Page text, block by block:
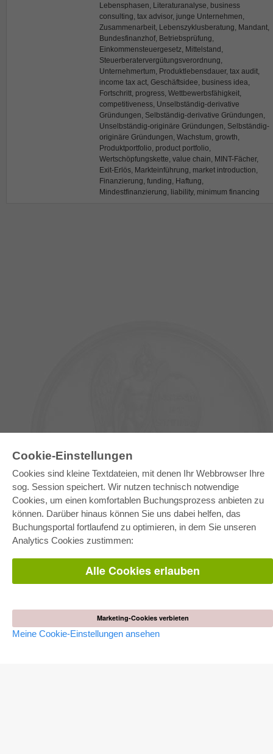
Cookie-Einstellungen
Cookies sind kleine Textdateien, mit denen Ihr Webbrowser Ihre
sog. Session speichert. Wir nutzen technisch notwendige
Cookies, um einen komfortablen Buchungsprozess anbieten zu
können. Darüber hinaus können Sie uns dabei helfen, das
Buchungsportal fortlaufend zu optimieren, in dem Sie unseren
Analytics Cookies zustimmen:
Alle Cookies erlauben
Marketing-Cookies verbieten
Meine Cookie-Einstellungen ansehen
Lebensphasen, Literaturanalyse, business
consulting, tax advisor, junge Unternehmen,
Zusammenarbeit, Lebenszyklusberatung, Mandant,
Bundesfinanzhof, Betriebsprüfung,
Einkommensteuergesetz, Mittelstand,
Steuerberatervergütungsverordnung,
Unternehmertum, Produktlebensdauer, tax audit,
income tax act, Geschäftsidee, business idea,
Fortschritt, progress, Wettbewerbsfähigkeit,
competitiveness, Unselbständig-derivative
Gründungen, Selbständig-derivative Gründungen,
Unselbständig-originäre Gründungen, Selbständig-
originäre Gründungen, Wachstum, growth,
Produktportfolio, product portfolio,
Wertschöpfungskette, value chain, MINT-Fächer,
Exit-Erlös, Markteinführung, market introduction,
Finanzierung, funding, Haftung,
Mindestfinanzierung, liability, minimum financing
E-COLLECTION
Gesamtpaket
Fachbereichspakete
Pick & Choose
Bereitstellung von E-Books
Häufig gestellte Fragen (FAQ)
WEBSHOP
Alle Autoren
Habilitation publizieren